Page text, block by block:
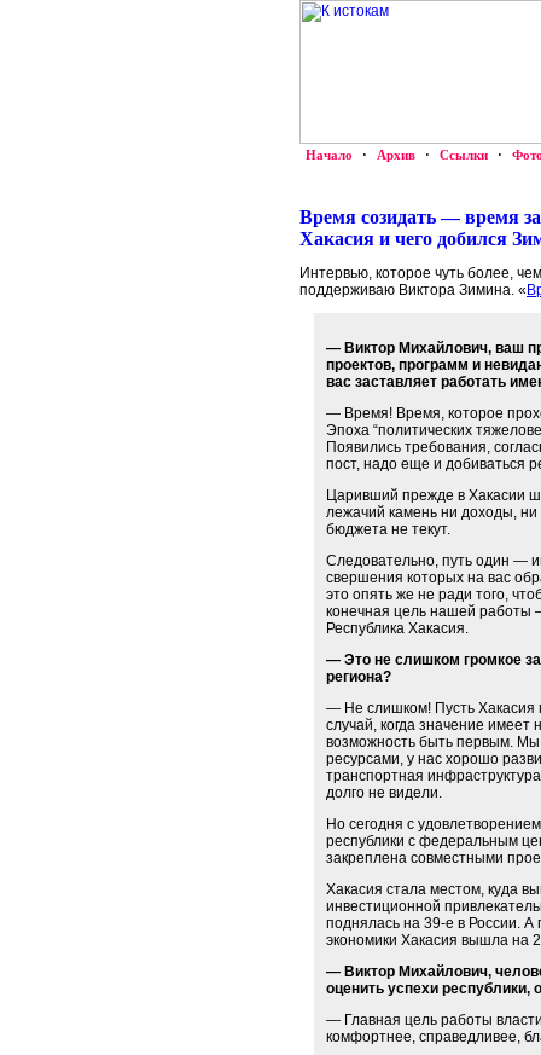
Начало · Архив · Ссылки ·
Время созидать — время
Хакасия и чего добился
Интервью, которое чуть более,
поддерживаю Виктора Зимина. «
— Виктор Михайлович, ваш
проектов, программ и
вас заставляет работать
— Время! Время, которое
Эпоха “политических
Появились требования,
пост, надо еще и добиваться
Царивший прежде в Хакасии
лежачий камень ни доходы,
бюджета не текут.
Следовательно, путь один —
свершения которых на вас
это опять же не ради того,
конечная цель нашей работы
Республика Хакасия.
— Это не слишком громкое
региона?
— Не слишком! Пусть Хакасия
случай, когда значение
возможность быть первым.
ресурсами, у нас хорошо
транспортная
долго не видели.
Но сегодня с
республики с федеральным
закреплена совместными
Хакасия стала местом, куда
инвестиционной
поднялась на 39-е в России. А
экономики Хакасия вышла на
— Виктор Михайлович,
оценить успехи республики,
— Главная цель работы
комфортнее, справедливее,